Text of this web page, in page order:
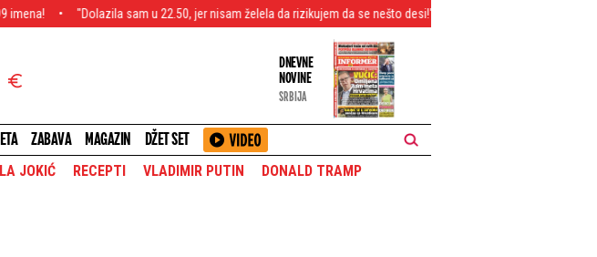
sam u 22.50, jer nisam želela da rizikujem da se nešto desi!" Voditeljka Pinka nije smela roditeljima da kaže
DNEVNE
NOVINE
SRBIJA
ZABAVA MAGAZIN DŽET SET
JOKIĆ RECEPTI VLADIMIR PUTIN DONALD TRAMP